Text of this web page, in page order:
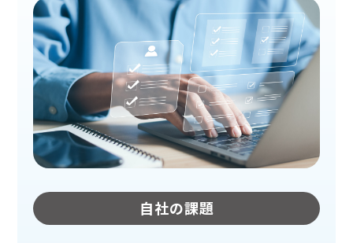
自社の課題